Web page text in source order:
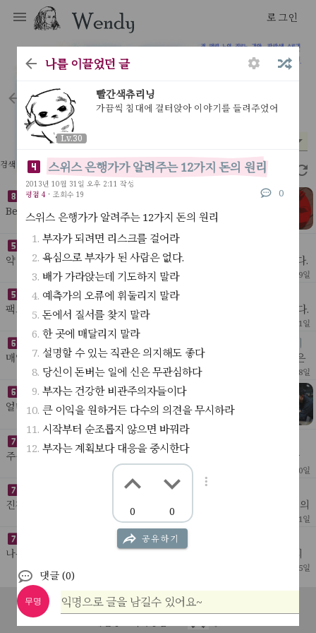
로그인
Lv.30
letters
*
검색 결과 36개 2.54초
3D 프린터로 만들 것 목록
Behelit인공지능 목걸이. 가끔 눈을 깜빡이기만해도 매력적
인 목걸이가 될것이다웬디 로고 사무실 BI웬디 로고 머그컵
=> no needs나무 똥통(위아래로 잠글 수 있는)
[ My Idea ] 52 2022년 8월 28일
세상을 바꿀 인공지능 목록 정리
약 3,4년 전 모든 스타트업은 자신의 아이템 앞에 '인공지능'을 붙였다.
인공지능이 붙지 않으면 스타트업처럼 보이지가 않았다. 특히 배달, 교
육, 세탁, 쇼핑처럼 구시대적인 사업
[ My Idea ] 2022년 3월 9일
약해진 러시아를 중국이 가만히 둘까
팩트 : 중국의 동계 올림픽이 끝나자 러시아는 우크라이나를 침공했다.
* 푸틴 시나리오- 푸틴은 4일안에 전쟁을 끝낼 수 있다고 생각했다. 사
이버 테러와 가짜 뉴스로 우크라이나 온라
2022년 3월 1일
기업에서 일정을 체크하고 개인의 하루하루 성과를 체크하는 이
유는 무엇일까?
매일 똑같이 하는것은 기록할 필요가 없다.나는 매일 1시간 반 똑같은
운동을 하기에 그것을 체크하거나 기록하지 않는다. 샤워나 김치찌게
를 기록하지 않는 것과 같다 - 음식을 좋아하
[ 웬디 ] 2022년 2월 28일
카센터 사업을 주시하자
얼마 전 도둑들을 다시 보았다.보면서 내가 기억하는 장면이
몇 없다는 걸 알고 살짝 놀랐다. 대부분 처음 보는 장면 같았
다;내용보다 눈에 들어온건 도둑들의 모임 장소였다.카센터.
게임의 이름은 18세기 수학
주식으로 보자면 투자에 가장 좋은 시기가 오고 있다. 전쟁으로 인한
일시적 혼란은 언제나 투자의 적기였다. 테슬라는 최소 6번 정도는 더
거래를 해야한다. 현차가 떨어지는건 상식?
2022년 2월 20일
진정한 인공지능의 폭발은 눈에서 비롯될 것이다
진짜 ai, 인간같은 인공지능을 만드는 건 지금으로서 그 가능성조차 의
심을 받고 있지만, 그것의 실현 여부와 상관없이인공지능의 폭발적인
발전은 인공지능이 무엇인지 실제로 우리가 느
[ 나의글 ] 2022년 1월 11일
오래된 인터넷 주소, 어딘가.
나무로 만들어진 허름한 방. 낡은 책상 위에 조그맣게 달려 있는 먼지
낀 창문. 몇 십 년간 그 누구의 방해도 받아 본 적 없는 오래된 공기들
이 노란 햇살 속에 낮잠을 자고 있다.
2021년 12월 5일
대머리와 비만
과학적으로 무엇이 진화인지 아닌지는 당대에 평가가 불가능함. 오직
후대만이 평가할 수 있음. 대머리가 후대에 진화로 인정받으려면 인류
의 대다수가 대머리가 되어야 함. 즉, 현재의
[ 나의글 ] 27 2021년 12월 5일
공지사항 서비스소개 고객센터 문의하기
나를 이끌었던 글
Lv.30
빨간색츄리닝
가끔씩 침대에 걸터앉아 이야기를 들려주었어
스위스 은행가가 알려주는 12가지 돈의 원리
2013년 10월 31일 오후 2:11 작성
평점 4 · 조회수 19 0
스위스 은행가가 알려주는 12가지 돈의 원리
부자가 되려면 리스크를 걸어라
욕심으로 부자가 된 사람은 없다.
배가 가라앉는데 기도하지 말라
예측가의 오류에 휘둘리지 말라
돈에서 질서를 찾지 말라
한 곳에 매달리지 말라
설명할 수 있는 직관은 의지해도 좋다
당신이 돈버는 일에 신은 무관심하다
부자는 건강한 비관주의자들이다
큰 이익을 원하거든 다수의 의견을 무시하라
시작부터 순조롭지 않으면 바꿔라
부자는 계획보다 대응을 중시한다
0 0
공유하기
댓글 (0)
무명 익명으로 글을 남길수 있어요~